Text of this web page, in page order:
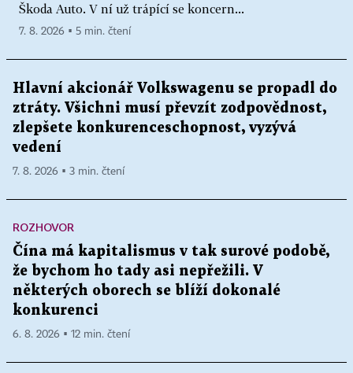
Škoda Auto. V ní už trápící se koncern...
7. 8. 2026 ▪ 5 min. čtení
Hlavní akcionář Volkswagenu se propadl do
ztráty. Všichni musí převzít zodpovědnost,
zlepšete konkurenceschopnost, vyzývá
vedení
7. 8. 2026 ▪ 3 min. čtení
ROZHOVOR
Čína má kapitalismus v tak surové podobě,
že bychom ho tady asi nepřežili. V
některých oborech se blíží dokonalé
konkurenci
6. 8. 2026 ▪ 12 min. čtení